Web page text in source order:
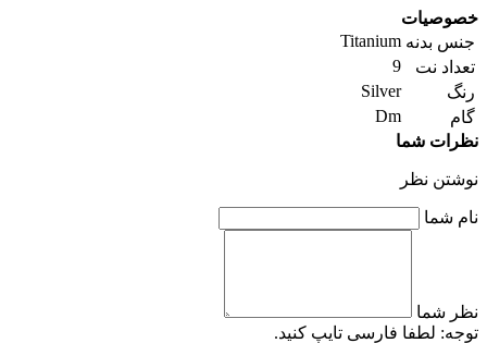
خصوصیات
جنس بدنه Titanium
تعداد نت
9
رنگ
Silver
گام
Dm
نظرات شما
نوشتن نظر
نام شما
نظر شما
توجه: لطفا فارسی تایپ کنید.